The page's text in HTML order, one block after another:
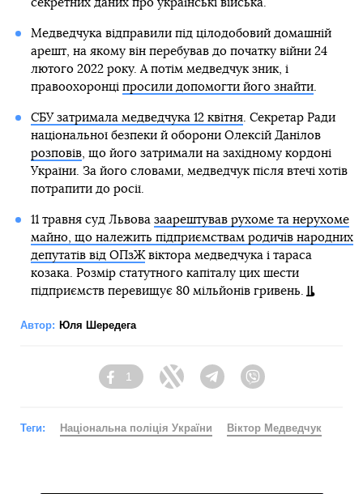
секретних даних про українські війська.
Медведчука відправили під цілодобовий домашній
арешт, на якому він перебував до початку війни 24
лютого 2022 року. А потім медведчук зник, і
правоохоронці просили допомогти його знайти.
СБУ затримала медведчука 12 квітня. Секретар Ради
національної безпеки й оборони Олексій Данілов
розповів, що його затримали на західному кордоні
України. За його словами, медведчук після втечі хотів
потрапити до росії.
11 травня суд Львова заарештував рухоме та нерухоме
майно, що належить підприємствам родичів народних
депутатів від ОПзЖвіктора медведчука і тараса
козака. Розмір статутного капіталу цих шести
підприємств перевищує 80 мільйонів гривень.
Автор: Юля Шередега
Facebook
1
Twitter TelegramViber
Теги: Національна поліція України Віктор Медведчук